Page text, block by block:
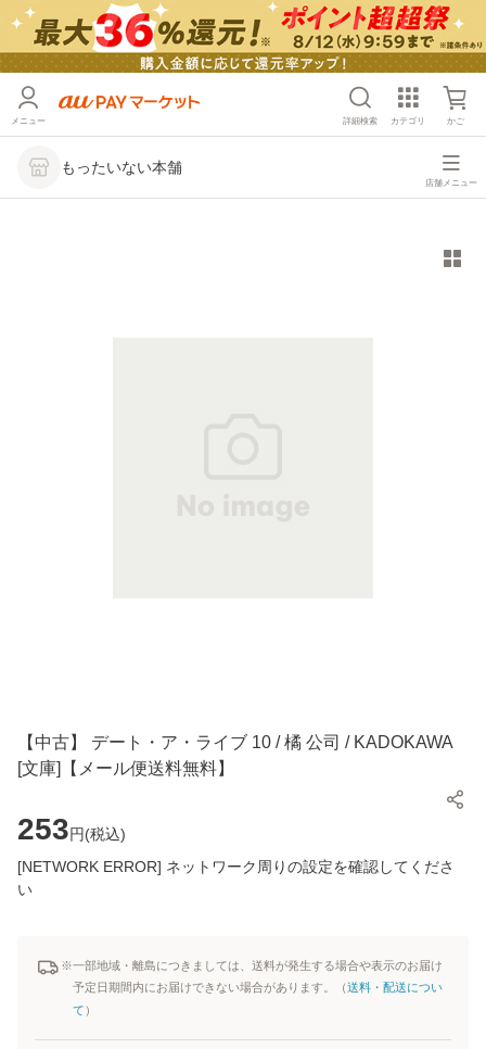
メニュー 詳細検索 カテゴリ かご
もったいない本舗
店舗メニュー
【中古】 デート・ア・ライブ 10 / 橘 公司 / KADOKAWA
[文庫]【メール便送料無料】
253円(税込)
[NETWORK ERROR] ネットワーク周りの設定を確認してくださ
い
※一部地域・離島につきましては、送料が発生する場合や表示のお届け
予定日期間内にお届けできない場合があります。（送料・配送につい
て ）